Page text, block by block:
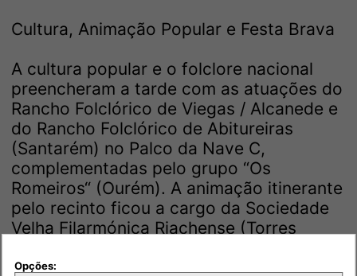
Cultura, Animação Popular e Festa Brava
A cultura popular e o folclore nacional
preencheram a tarde com as atuações do
Rancho Folclórico de Viegas / Alcanede e
do Rancho Folclórico de Abitureiras
(Santarém) no Palco da Nave C,
complementadas pelo grupo “Os
Romeiros“ (Ourém). A animação itinerante
pelo recinto ficou a cargo da Sociedade
Velha Filarmónica Riachense (Torres
Opções: